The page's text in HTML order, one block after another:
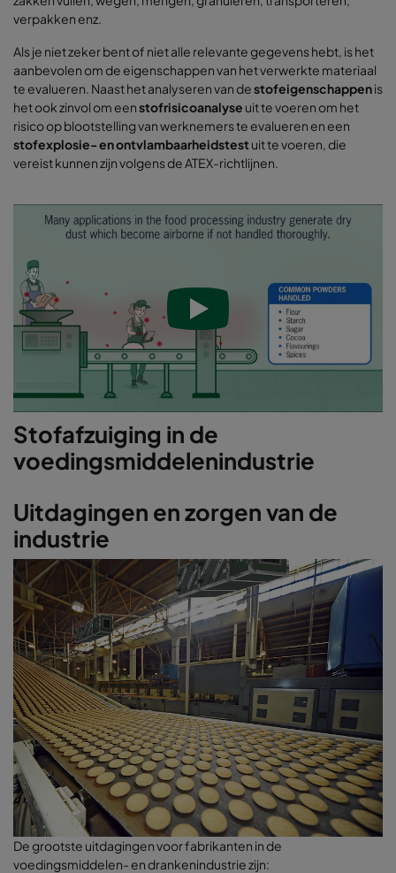
verpakken enz.
Als je niet zeker bent of niet alle relevante gegevens hebt, is het
aanbevolen om de eigenschappen van het verwerkte materiaal
te evalueren. Naast het analyseren van destofeigenschappenis
het ook zinvol om eenstofrisicoanalyse uit te voeren om het
risico op blootstelling van werknemers te evalueren en een
stofexplosie- en ontvlambaarheidstestuit te voeren, die
vereist kunnen zijn volgens de ATEX-richtlijnen.
Stofafzuiging in de
voedingsmiddelenindustrie
Uitdagingen en zorgen van de
industrie
De grootste uitdagingen voor fabrikanten in de
voedingsmiddelen- en drankenindustrie zijn: